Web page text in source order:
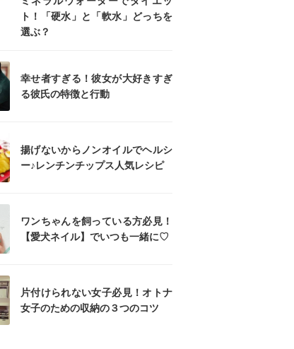
ト！「硬水」と「軟水」どっちを
選ぶ？
幸せ者すぎる！彼女が大好きすぎ
る彼氏の特徴と行動
揚げないからノンオイルでヘルシ
ー♪レンチンチップス人気レシピ
ワンちゃんを飼っている方必見！
【愛犬ネイル】でいつも一緒に♡
片付けられない女子必見！オトナ
女子のための収納の３つのコツ